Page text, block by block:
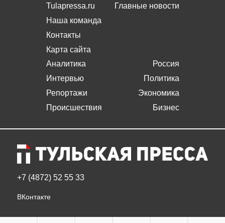
Tulapressa.ru
Наша команда
Контакты
Карта сайта
Главные новости
Аналитика
Интервью
Репортажи
Происшествия
Россия
Политика
Экономика
Бизнес
+7 (4872) 52 55 33
ВКонтакте